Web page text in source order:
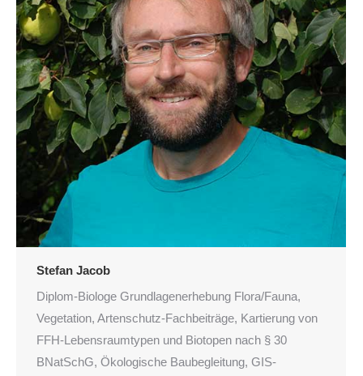
Stefan Jacob
Diplom-Biologe Grundlagenerhebung Flora/Fauna,
Vegetation, Artenschutz-Fachbeiträge, Kartierung von
FFH-Lebensraumtypen und Biotopen nach § 30
BNatSchG, Ökologische Baubegleitung, GIS-